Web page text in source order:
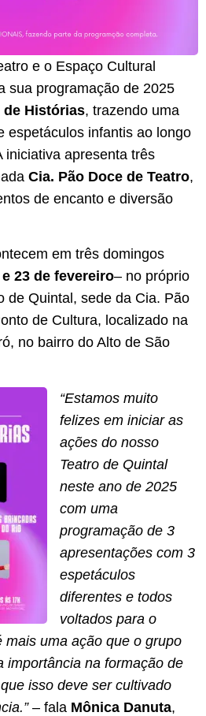
e o Espaço Cultural
sua programação de 2025
de Histórias, trazendo uma
espetáculos infantis ao longo
iniciativa apresenta três
Cia. Pão Doce de Teatro,
de encanto e diversão
em três domingos
e 23 de fevereiro– no próprio
de Quintal, sede da Cia. Pão
de Cultura, localizado na
no bairro do Alto de São
“Estamos muito
felizes em iniciar as
ações do nosso
Teatro de Quintal
neste ano de 2025
com uma
programação de 3
apresentações com 3
espetáculos
diferentes e todos
voltados para o
mais uma ação que o grupo
importância na formação de
isso deve ser cultivado
”– fala Mônica Danuta,